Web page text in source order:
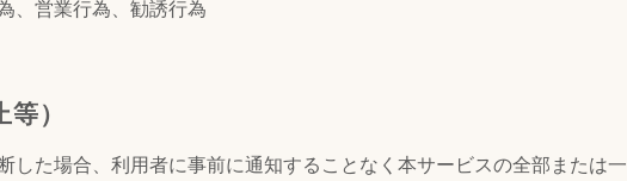
、営業行為、勧誘行為
）
した場合、利用者に事前に通知することなく本サービスの全部または一